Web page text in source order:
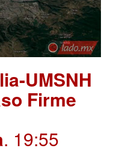
UMSNH
Firme
. 19:55